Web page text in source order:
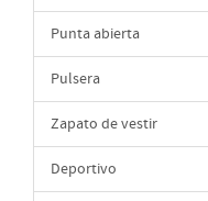
Punta abierta
Pulsera
Zapato de vestir
Deportivo